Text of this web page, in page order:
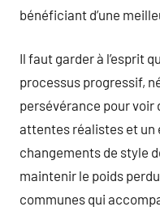
bénéficiant d’une
Il faut garder à l’esprit
processus progressif,
persévérance pour voir
attentes réalistes et un
changements de style
maintenir le poids
communes qui